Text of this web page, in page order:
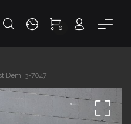
0
Demi 3-7047